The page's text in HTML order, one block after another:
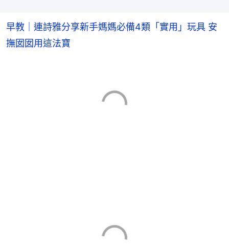
早教｜連詩雅分享新手媽媽必備4類「實用」玩具 安
撫囡囡用這法寶